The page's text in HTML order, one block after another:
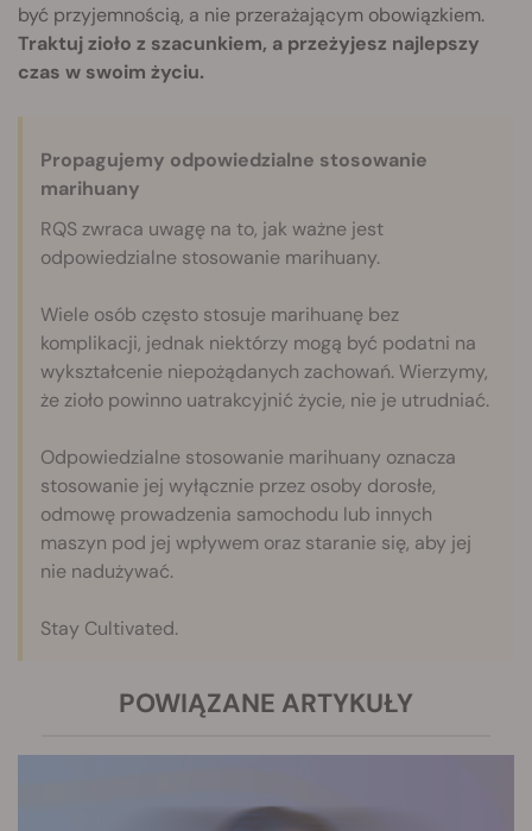
być przyjemnością, a nie przerażającym obowiązkiem.
Traktuj zioło z szacunkiem, a przeżyjesz najlepszy
czas w swoim życiu.
Propagujemy odpowiedzialne stosowanie
marihuany
RQS zwraca uwagę na to, jak ważne jest
odpowiedzialne stosowanie marihuany.
Wiele osób często stosuje marihuanę bez
komplikacji, jednak niektórzy mogą być podatni na
wykształcenie niepożądanych zachowań. Wierzymy,
że zioło powinno uatrakcyjnić życie, nie je utrudniać.
Odpowiedzialne stosowanie marihuany oznacza
stosowanie jej wyłącznie przez osoby dorosłe,
odmowę prowadzenia samochodu lub innych
maszyn pod jej wpływem oraz staranie się, aby jej
nie nadużywać.
Stay Cultivated.
POWIĄZANE ARTYKUŁY